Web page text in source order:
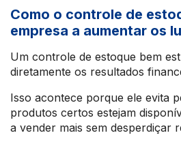
Como o controle de
empresa a aumentar os
Um controle de estoque bem
diretamente os resultados
Isso acontece porque ele evita
produtos certos estejam
a vender mais sem desperdiçar